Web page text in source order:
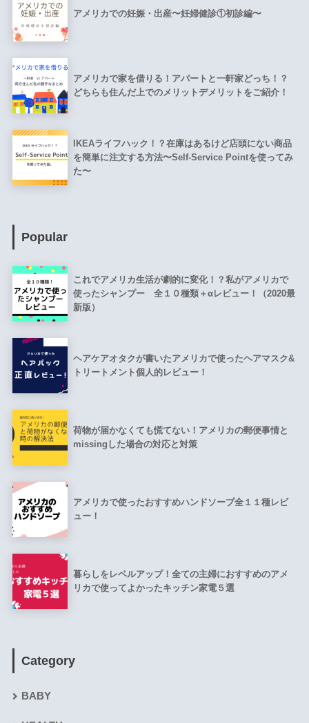
アメリカでの妊娠・出産〜妊婦健診①初診編〜
アメリカで家を借りる！アパートと一軒家どっち！？
どちらも住んだ上でのメリットデメリットをご紹介！
IKEAライフハック！？在庫はあるけど店頭にない商品
を簡単に注文する方法〜Self-Service Pointを使ってみ
た〜
Popular
これでアメリカ生活が劇的に変化！？私がアメリカで
使ったシャンプー 全１０種類＋αレビュー！（2020最
新版）
ヘアケアオタクが書いたアメリカで使ったヘアマスク&
トリートメント個人的レビュー！
荷物が届かなくても慌てない！アメリカの郵便事情と
missingした場合の対応と対策
アメリカで使ったおすすめハンドソープ全１１種レビ
ュー！
暮らしをレベルアップ！全ての主婦におすすめのアメ
リカで使ってよかったキッチン家電５選
Category
BABY